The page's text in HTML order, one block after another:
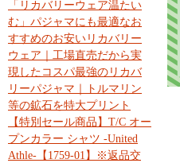
「リカバリーウェア温たい
む」パジャマにも最適なお
すすめのお安いリカバリー
ウェア｜工場直売だから実
現したコスパ最強のリカバ
リーパジャマ｜トルマリン
等の鉱石を特大プリント
【特別セール商品】T/C オー
プンカラー シャツ -United
Athle-【1759-01】※返品交